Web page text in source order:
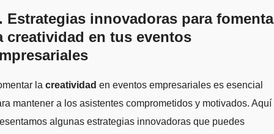
Estrategias innovadoras para
creatividad en tus eventos
la creatividad en eventos empresariales es esencial
mantener a los asistentes comprometidos y motivados. Aquí
algunas estrategias innovadoras que puedes